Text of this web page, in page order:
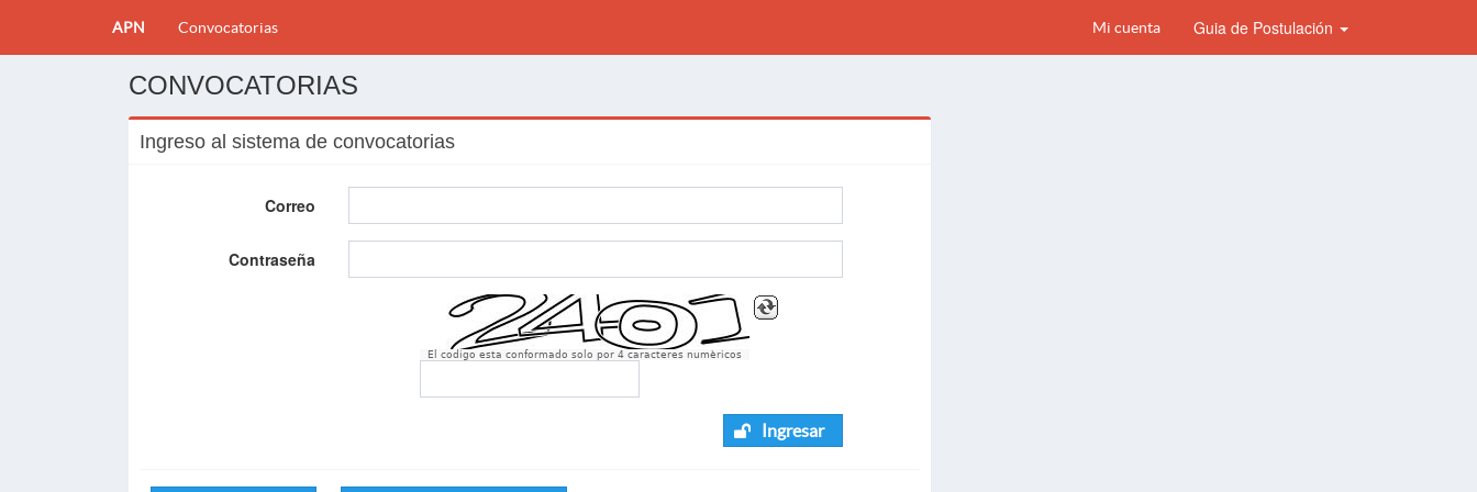
APN Convocatorias Mi cuenta Guia de Postulación
CONVOCATORIAS
Ingreso al sistema de convocatorias
Correo
Contraseña
El codigo esta conformado solo por 4 caracteres numèricos
Ingresar